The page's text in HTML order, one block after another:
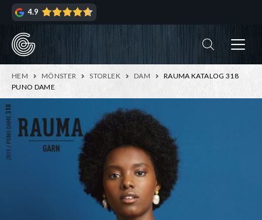
Hoppa
navigering
Hoppa
innehåll
4.9
HEM MÖNSTER STORLEK DAM
RAUMA KATALOG 318
PUNO DAME